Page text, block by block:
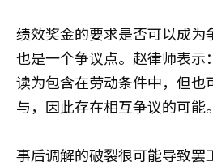
绩效奖金的要求是否可以成为
也是一个争议点。赵律师表
读为包含在劳动条件中，但也
与，因此存在相互争议的可能
事后调解的破裂很可能导致罢